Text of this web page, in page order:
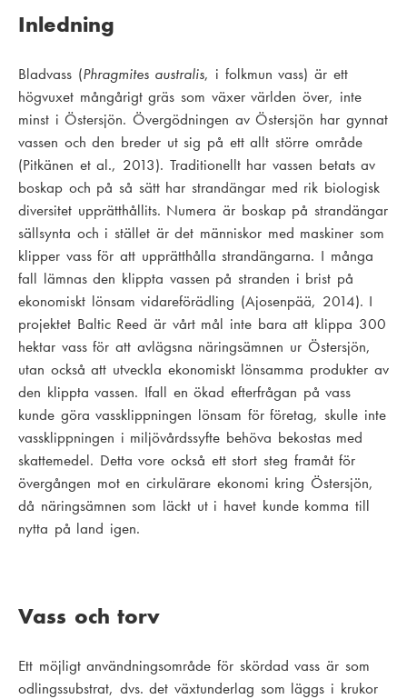
Inledning
Bladvass (Phragmites australis, i folkmun vass) är ett
högvuxet mångårigt gräs som växer världen över, inte
minst i Östersjön. Övergödningen av Östersjön har gynnat
vassen och den breder ut sig på ett allt större område
(Pitkänen et al., 2013). Traditionellt har vassen betats av
boskap och på så sätt har strandängar med rik biologisk
diversitet upprätthållits. Numera är boskap på strandängar
sällsynta och i stället är det människor med maskiner som
klipper vass för att upprätthålla strandängarna. I många
fall lämnas den klippta vassen på stranden i brist på
ekonomiskt lönsam vidareförädling (Ajosenpää, 2014). I
projektet Baltic Reed är vårt mål inte bara att klippa 300
hektar vass för att avlägsna näringsämnen ur Östersjön,
utan också att utveckla ekonomiskt lönsamma produkter av
den klippta vassen. Ifall en ökad efterfrågan på vass
kunde göra vassklippningen lönsam för företag, skulle inte
vassklippningen i miljövårdssyfte behöva bekostas med
skattemedel. Detta vore också ett stort steg framåt för
övergången mot en cirkulärare ekonomi kring Östersjön,
då näringsämnen som läckt ut i havet kunde komma till
nytta på land igen.
Vass och torv
Ett möjligt användningsområde för skördad vass är som
odlingssubstrat, dvs. det växtunderlag som läggs i krukor